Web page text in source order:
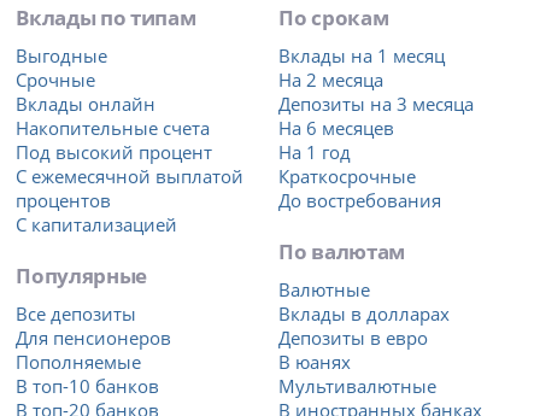
Вклады по типам
Выгодные
Срочные
Вклады онлайн
Накопительные счета
Под высокий процент
С ежемесячной выплатой
процентов
С капитализацией
Популярные
Все депозиты
Для пенсионеров
Пополняемые
В топ-10 банков
В топ-20 банков
По срокам
Вклады на 1 месяц
На 2 месяца
Депозиты на 3 месяца
На 6 месяцев
На 1 год
Краткосрочные
До востребования
По валютам
Валютные
Вклады в долларах
Депозиты в евро
В юанях
Мультивалютные
В иностранных банках